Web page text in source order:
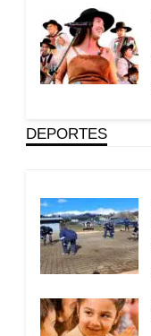
DEPORTES